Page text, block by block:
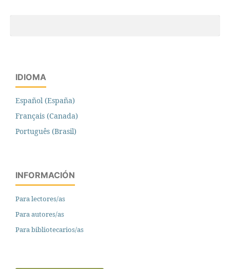
IDIOMA
Español (España)
Français (Canada)
Português (Brasil)
INFORMACIÓN
Para lectores/as
Para autores/as
Para bibliotecarios/as